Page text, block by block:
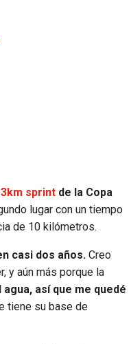
sprint de la Copa
lugar con un tiempo
de 10 kilómetros.
casi dos años. Creo
y aún más porque la
así que me quedé
tiene su base de